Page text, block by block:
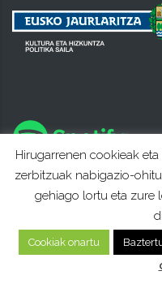
Hirugarrenen cookieak
zerbitzuak nabigazio-
gehiago lortu eta zure
Cookiak onartu